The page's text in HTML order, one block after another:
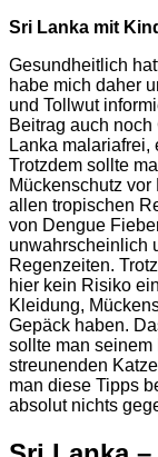
Sri Lanka mit
Gesundheitlich
habe mich daher
und Tollwut
Beitrag auch
Lanka
Trotzdem sollte
Mückenschutz
allen tropischen
von Dengue
unwahrscheinlich
Regenzeiten.
hier kein Risiko
Kleidung,
Gepäck haben.
sollte man
streunenden
man diese Tipps
absolut nichts